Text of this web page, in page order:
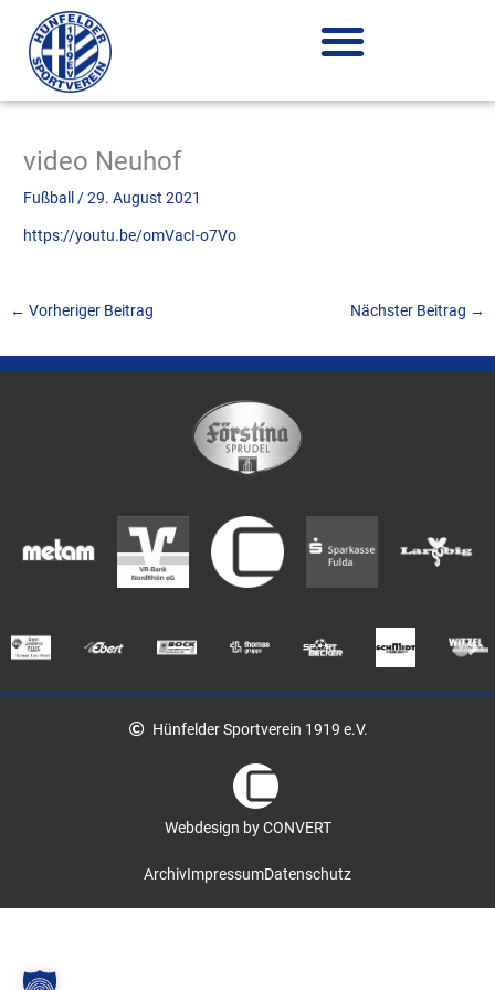
Inhalt
springen
video Neuhof
Fußball /29. August 2021
https://youtu.be/omVacI-o7Vo
← Vorheriger Beitrag Nächster Beitrag →
Hünfelder Sportverein 1919 e.V.
Webdesign by CONVERT
ArchivImpressumDatenschutz